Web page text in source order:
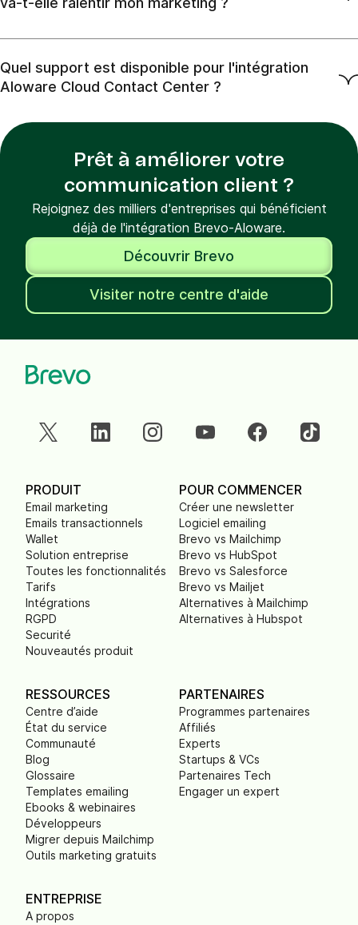
Quel support est disponible pour l'intégration
Aloware Cloud Contact Center ?
Prêt à améliorer votre
communication client ?
Rejoignez des milliers d'entreprises qui bénéficient
déjà de l'intégration Brevo-Aloware.
Découvrir Brevo
Visiter notre centre d'aide
PRODUIT
Email marketing
Emails transactionnels
Wallet
Solution entreprise
Toutes les fonctionnalités
Tarifs
Intégrations
RGPD
Securité
Nouveautés produit
POUR COMMENCER
Créer une newsletter
Logiciel emailing
Brevo vs Mailchimp
Brevo vs HubSpot
Brevo vs Salesforce
Brevo vs Mailjet
Alternatives à Mailchimp
Alternatives à Hubspot
RESSOURCES
Centre d’aide
État du service
Communauté
Blog
Glossaire
Templates emailing
Ebooks & webinaires
Développeurs
Migrer depuis Mailchimp
Outils marketing gratuits
PARTENAIRES
Programmes partenaires
Affiliés
Experts
Startups & VCs
Partenaires Tech
Engager un expert
ENTREPRISE
A propos